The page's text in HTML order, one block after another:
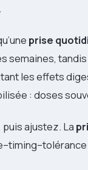
prise
semaines,
les effets
: doses
puis ajustez. La